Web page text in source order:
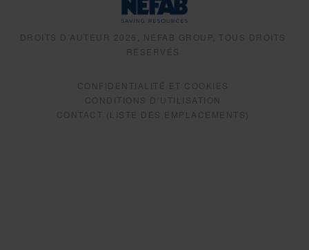
DROITS D’AUTEUR 2026, NEFAB GROUP, TOUS DROITS
RÉSERVÉS
CONFIDENTIALITÉ ET COOKIES
CONDITIONS D’UTILISATION
CONTACT (LISTE DES EMPLACEMENTS)